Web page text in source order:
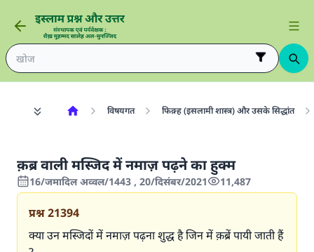
विषयगत फिक़्ह (इसलामी शास्त्र) और उसके सिद्धांत
क़ब्र वाली मस्जिद में नमाज़ पढ़ने का हुक्म
16/जमादिल अव्वल/1443 , 20/दिसंबर/2021 11,487
प्रश्न21394
क्या उन मस्जिदों में नमाज़ पढ़ना शुद्ध है जिन में क़ब्रें पायी जाती हैं